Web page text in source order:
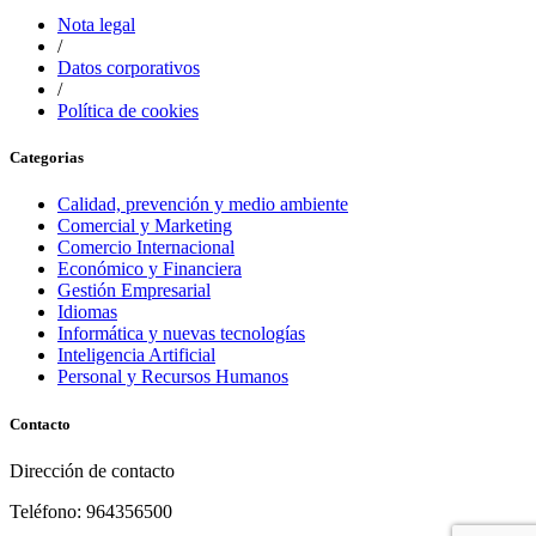
Nota legal
/
Datos corporativos
/
Política de cookies
Categorias
Calidad, prevención y medio ambiente
Comercial y Marketing
Comercio Internacional
Económico y Financiera
Gestión Empresarial
Idiomas
Informática y nuevas tecnologías
Inteligencia Artificial
Personal y Recursos Humanos
Contacto
Dirección de contacto
Teléfono: 964356500